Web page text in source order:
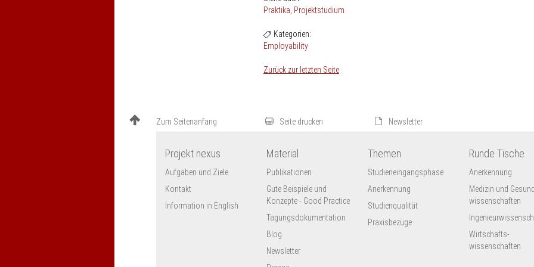
Praktika Projektstudium
Kategorien:
Employability
Zurück zur letzten Seite
Zum Seitenanfang Seite drucken Newsletter
Projekt nexus
Aufgaben und Ziele
Kontakt
Information in English
Material
Publikationen
Gute Beispiele und
Konzepte - Good Practice
Tagungsdokumentation
Blog
Newsletter
Themen
Studieneingangsphase
Anerkennung
Studienqualität
Praxisbezüge
Runde Tische
Anerkennung
Medizin und
wissenschaften
Wirtschafts-
wissenschaften